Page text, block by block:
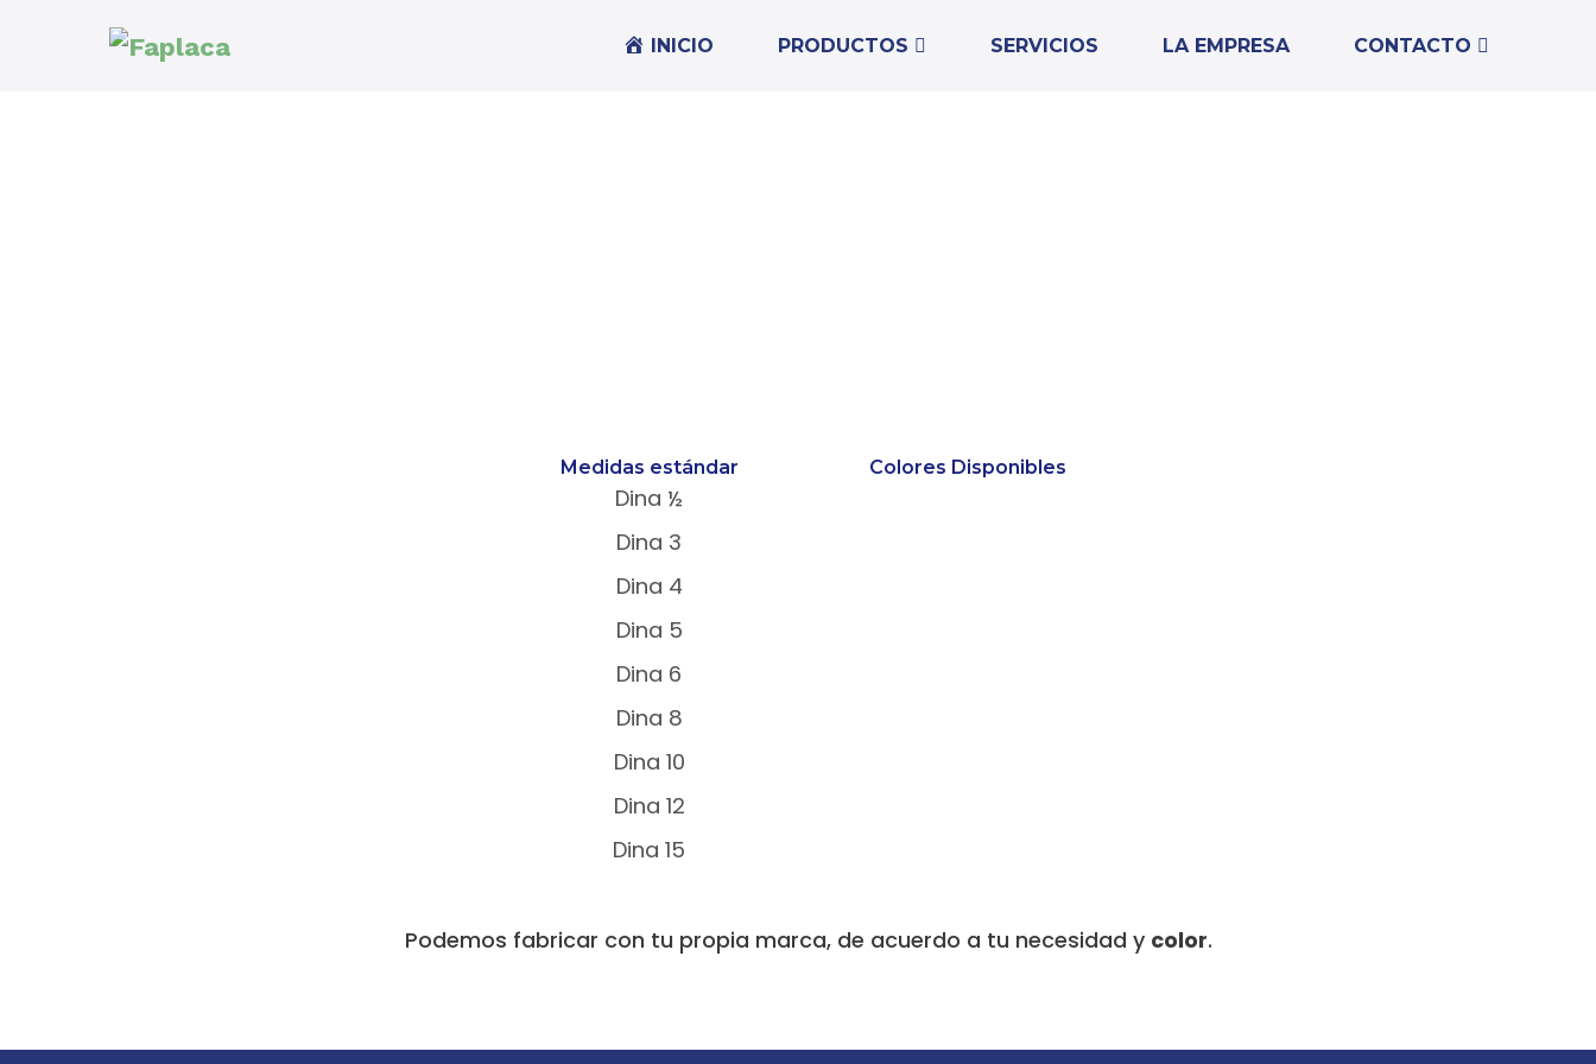
INICIO PRODUCTOS SERVICIOS LA EMPRESA CONTACTO
Medidas estándar
Dina ½
Dina 3
Dina 4
Dina 5
Dina 6
Dina 8
Dina 10
Dina 12
Dina 15
Colores Disponibles
Podemos fabricar con tu propia marca, de acuerdo a tu necesidad y color.